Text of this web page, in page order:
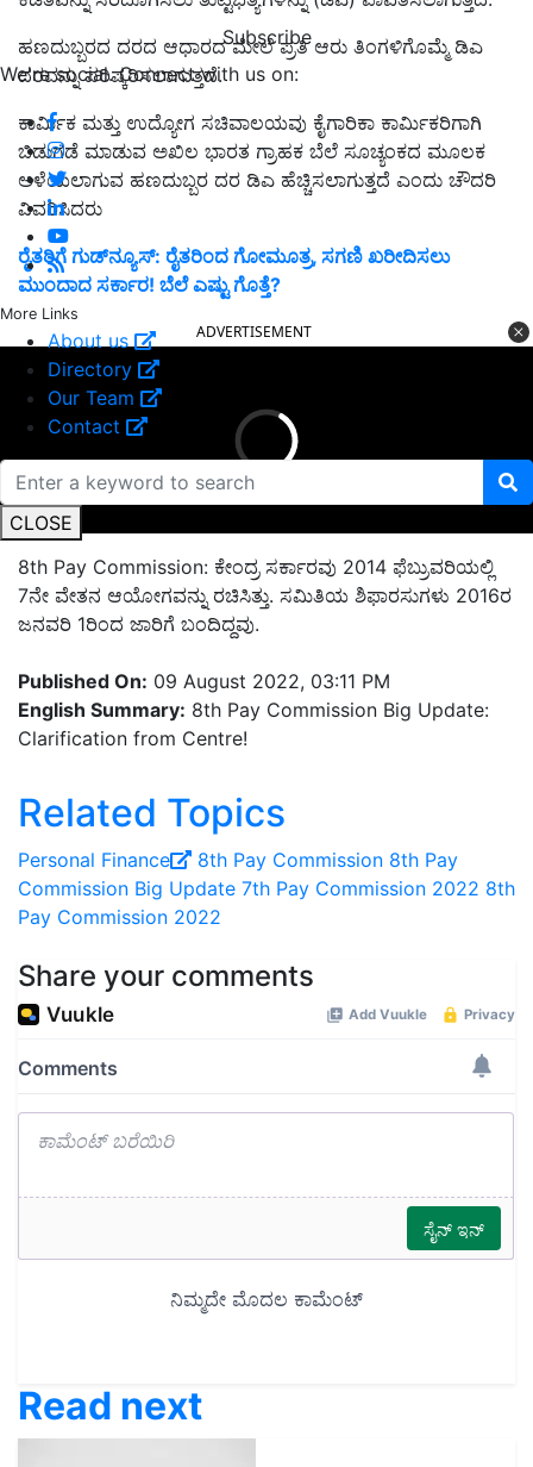
Subscribe
We're social. Connect with us on:
More Links
About us
Directory
Our Team
Contact
CLOSE
ಹಣದುಬ್ಬರದ ದರದ ಆಧಾರದ ಮೇಲೆ ಪ್ರತಿ ಆರು ತಿಂಗಳಿಗೊಮ್ಮೆ ಡಿಎ
ದರವನ್ನು ಪರಿಷ್ಕರಿಸಲಾಗುತ್ತದೆ.
ಕಾರ್ಮಿಕ ಮತ್ತು ಉದ್ಯೋಗ ಸಚಿವಾಲಯವು ಕೈಗಾರಿಕಾ ಕಾರ್ಮಿಕರಿಗಾಗಿ
ಬಿಡುಗಡೆ ಮಾಡುವ ಅಖಿಲ ಭಾರತ ಗ್ರಾಹಕ ಬೆಲೆ ಸೂಚ್ಯಂಕದ ಮೂಲಕ
ಅಳೆಯಲಾಗುವ ಹಣದುಬ್ಬರ ದರ ಡಿಎ ಹೆಚ್ಚಿಸಲಾಗುತ್ತದೆ ಎಂದು ಚೌದರಿ
ವಿವರಿಸಿದರು
ರೈತರಿಗೆ ಗುಡ್‌ನ್ಯೂಸ್‌: ರೈತರಿಂದ ಗೋಮೂತ್ರ, ಸಗಣಿ ಖರೀದಿಸಲು
ಮುಂದಾದ ಸರ್ಕಾರ! ಬೆಲೆ ಎಷ್ಟು ಗೊತ್ತೆ?
ADVERTISEMENT
8th Pay Commission: ಕೇಂದ್ರ ಸರ್ಕಾರವು 2014 ಫೆಬ್ರುವರಿಯಲ್ಲಿ
7ನೇ ವೇತನ ಆಯೋಗವನ್ನು ರಚಿಸಿತ್ತು. ಸಮಿತಿಯ ಶಿಫಾರಸುಗಳು 2016ರ
ಜನವರಿ 1ರಿಂದ ಜಾರಿಗೆ ಬಂದಿದ್ದವು.
Published On: 09 August 2022, 03:11 PM
English Summary: 8th Pay Commission Big Update:
Clarification from Centre!
Related Topics
Personal Finance 8th Pay Commission 8th Pay
Commission Big Update 7th Pay Commission 2022 8th
Pay Commission 2022
Share your comments
Read next